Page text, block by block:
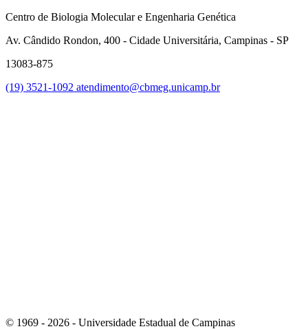
Centro de Biologia Molecular e Engenharia Genética
Av. Cândido Rondon, 400 - Cidade Universitária, Campinas - SP
13083-875
(19) 3521-1092 atendimento@cbmeg.unicamp.br
© 1969 - 2026 - Universidade Estadual de Campinas